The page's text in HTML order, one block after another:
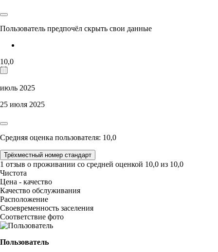
Пользователь предпочёл скрыть свои данные
10,0
июль 2025
25 июля 2025
Средняя оценка пользователя: 10,0
Трёхместный номер стандарт
1 отзыв о проживании со средней оценкой 10,0 из 10,0
Чистота
Цена - качество
Качество обслуживания
Расположение
Своевременность заселения
Соответствие фото
Пользователь